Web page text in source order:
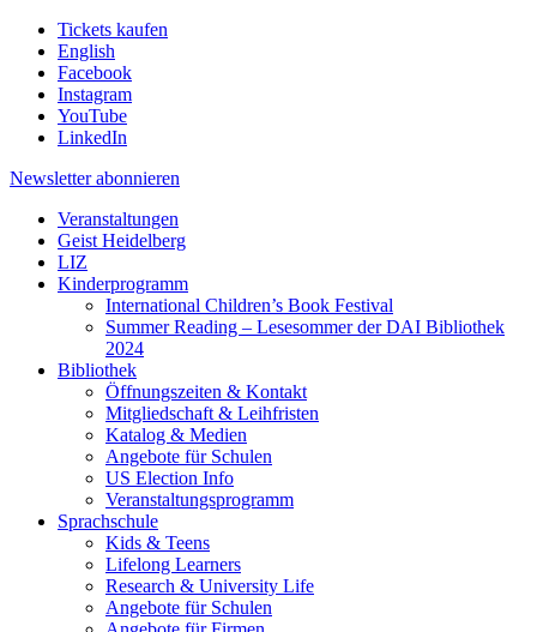
Tickets kaufen
English
Facebook
Instagram
YouTube
LinkedIn
Newsletter abonnieren
Veranstaltungen
Geist Heidelberg
LIZ
Kinderprogramm
International Children’s Book Festival
Summer Reading – Lesesommer der DAI Bibliothek
2024
Bibliothek
Öffnungszeiten & Kontakt
Mitgliedschaft & Leihfristen
Katalog & Medien
Angebote für Schulen
US Election Info
Veranstaltungsprogramm
Sprachschule
Kids & Teens
Lifelong Learners
Research & University Life
Angebote für Schulen